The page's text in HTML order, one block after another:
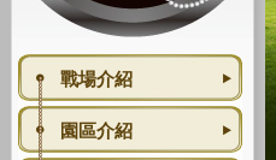
戰場介紹
園區介紹